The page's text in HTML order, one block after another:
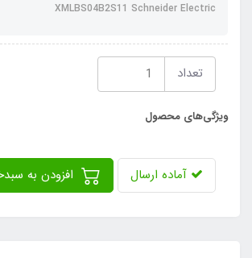
XMLBS04B2S11 Schneider Electric
تعداد
ویژگی‌های محصول
آماده ارسال